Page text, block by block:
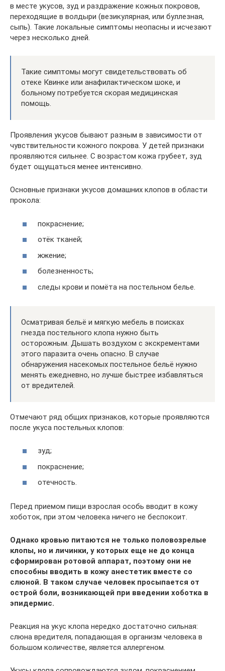
в месте укусов, зуд и раздражение кожных покровов,
переходящие в волдыри (везикулярная, или буллезная,
сыпь). Такие локальные симптомы неопасны и исчезают
через несколько дней.
Такие симптомы могут свидетельствовать об
отеке Квинке или анафилактическом шоке, и
больному потребуется скорая медицинская
помощь.
Проявления укусов бывают разным в зависимости от
чувствительности кожного покрова. У детей признаки
проявляются сильнее. С возрастом кожа грубеет, зуд
будет ощущаться менее интенсивно.
Основные признаки укусов домашних клопов в области
прокола:
покраснение;
отёк тканей;
жжение;
болезненность;
следы крови и помёта на постельном белье.
Осматривая бельё и мягкую мебель в поисках
гнезда постельного клопа нужно быть
осторожным. Дышать воздухом с экскрементами
этого паразита очень опасно. В случае
обнаружения насекомых постельное бельё нужно
менять ежедневно, но лучше быстрее избавляться
от вредителей.
Отмечают ряд общих признаков, которые проявляются
после укуса постельных клопов:
зуд;
покраснение;
отечность.
Перед приемом пищи взрослая особь вводит в кожу
хоботок, при этом человека ничего не беспокоит.
Однако кровью питаются не только половозрелые
клопы, но и личинки, у которых еще не до конца
сформирован ротовой аппарат, поэтому они не
способны вводить в кожу анестетик вместе со
слюной. В таком случае человек просыпается от
острой боли, возникающей при введении хоботка в
эпидермис.
Реакция на укус клопа нередко достаточно сильная:
слюна вредителя, попадающая в организм человека в
большом количестве, является аллергеном.